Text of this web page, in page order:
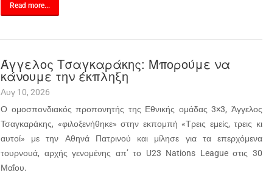
Read more...
Άγγελος Τσαγκαράκης: Μπορούμε να
κάνουμε την έκπληξη
Αυγ 10, 2026
Ο ομοσπονδιακός προπονητής της Εθνικής ομάδας 3×3, Άγγελος
Τσαγκαράκης, «φιλοξενήθηκε» στην εκπομπή «Τρεις εμείς, τρεις κι
αυτοί» με την Αθηνά Πατρινού και μίλησε για τα επερχόμενα
τουρνουά, αρχής γενομένης απ’ το U23 Nations League στις 30
Μαΐου.